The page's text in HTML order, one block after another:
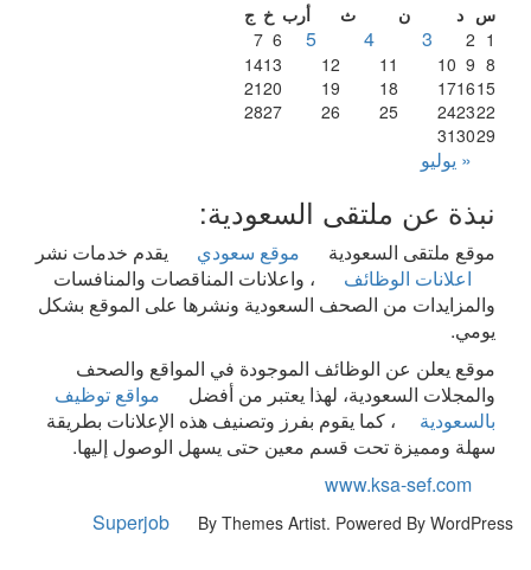
د خ ج
6
10
14
16
17
21
23
24
28
30
31
« يوليو
نبذة عن ملتقى السعودية:
موقع ملتقى السعودية موقع سعودي
يقدم خدمات نشر
اعلانات الوظائف
، واعلانات المناقصات والمنافسات
والمزايدات من الصحف السعودية ونشرها على الموقع بشكل
يومي.
موقع يعلن عن الوظائف الموجودة في المواقع والصحف
والمجلات السعودية، لهذا يعتبر من أفضل
مواقع توظيف
بالسعودية
، كما يقوم بفرز وتصنيف هذه الإعلانات بطريقة
سهلة ومميزة تحت قسم معين حتى يسهل الوصول إليها.
www.ksa-sef.com
Superjob
By Themes Artist. Powered By